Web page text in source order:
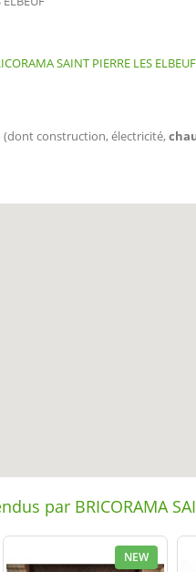
SAINT PIERRE LES ELBEUF
(dont construction, électricité,
par BRICORAMA
NEW